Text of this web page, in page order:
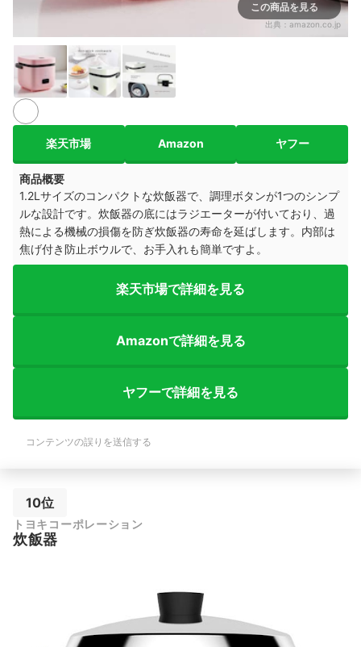
この商品を見る
出典： amazon.co.jp
楽天市場 Amazon ヤフー
商品概要
1.2Lサイズのコンパクトな炊飯器で、調理ボタンが1つのシンプ
ルな設計です。 炊飯器の底にはラジエーターが付いており、過
熱による機械の損傷を防ぎ炊飯器の寿命を延ばします。内部は
焦げ付き防止ボウルで、お手入れも簡単ですよ。
楽天市場で詳細を見る
Amazonで詳細を見る
ヤフーで詳細を見る
コンテンツの誤りを送信する
10位
トヨキコーポレーション
炊飯器